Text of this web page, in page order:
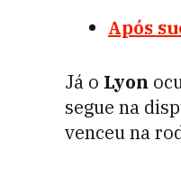
Após
Já o Lyon
segue na
venceu na